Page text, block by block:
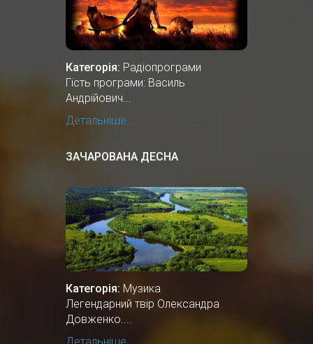
Категорія: Радіопрограми
Гість програми: Василь
Андрійович...
Детальніше...
ЗАЧАРОВАНА ДЕСНА
Категорія: Музика
Легендарний твір Олександра
Довженко....